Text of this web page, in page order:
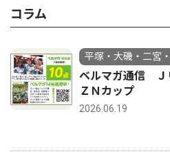
コラム
平塚・大磯・二宮
ベルマガ通信 Ｊ
ＺＮカップ
2026.06.19